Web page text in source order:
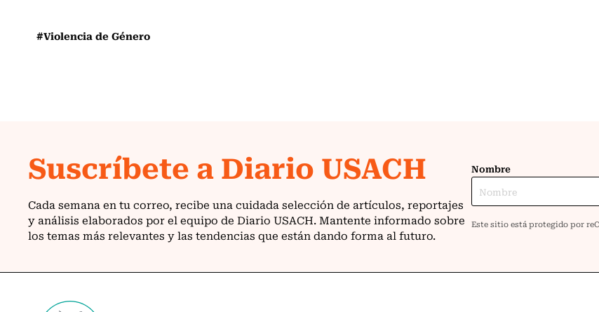
#Violencia de Género